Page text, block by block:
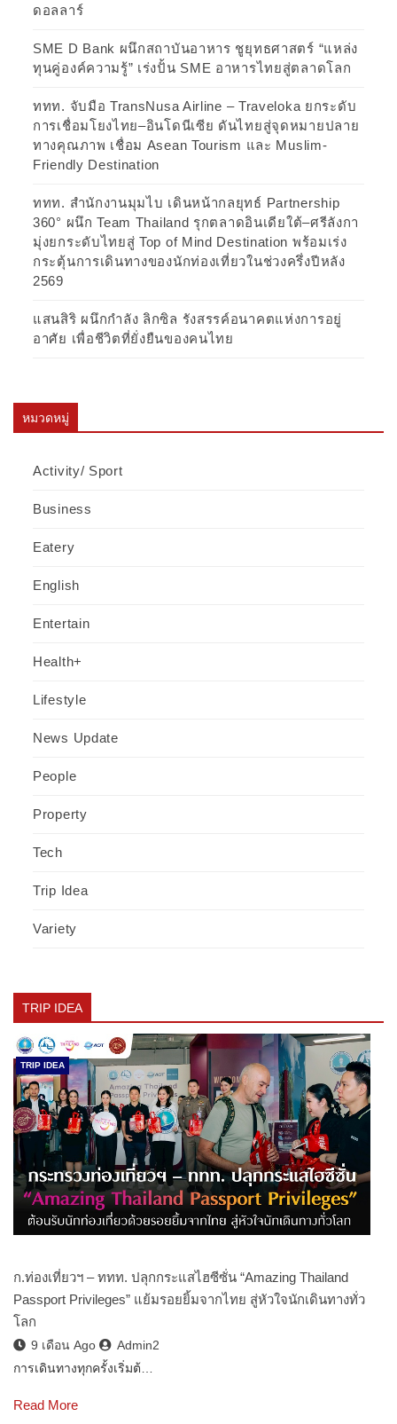
ดอลลาร์
SME D Bank ผนึกสถาบันอาหาร ชูยุทธศาสตร์ “แหล่ง
ทุนคู่องค์ความรู้” เร่งปั้น SME อาหารไทยสู่ตลาดโลก
ททท. จับมือ TransNusa Airline – Traveloka ยกระดับ
การเชื่อมโยงไทย–อินโดนีเซีย ดันไทยสู่จุดหมายปลาย
ทางคุณภาพ เชื่อม Asean Tourism และ Muslim-
Friendly Destination
ททท. สำนักงานมุมไบ เดินหน้ากลยุทธ์ Partnership
360° ผนึก Team Thailand รุกตลาดอินเดียใต้–ศรีลังกา
มุ่งยกระดับไทยสู่ Top of Mind Destination พร้อมเร่ง
กระตุ้นการเดินทางของนักท่องเที่ยวในช่วงครึ่งปีหลัง
2569
แสนสิริ ผนึกกำลัง ลิกซิล รังสรรค์อนาคตแห่งการอยู่
อาศัย เพื่อชีวิตที่ยั่งยืนของคนไทย
หมวดหมู่
Activity/ Sport
Business
Eatery
English
Entertain
Health+
Lifestyle
News Update
People
Property
Tech
Trip Idea
Variety
TRIP IDEA
TRIP IDEA
ก.ท่องเที่ยวฯ – ททท. ปลุกกระแสไฮซีซั่น “Amazing Thailand
Passport Privileges” แย้มรอยยิ้มจากไทย สู่หัวใจนักเดินทางทั่ว
โลก
9 เดือน Ago
Admin2
การเดินทางทุกครั้งเริ่มต้…
Read More